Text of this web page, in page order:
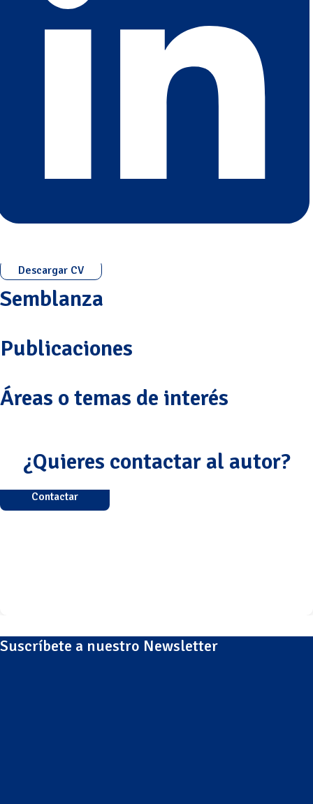
Descargar CV
Semblanza
Publicaciones
Áreas o temas de interés
¿Quieres contactar al autor?
Contactar
Suscríbete a nuestro Newsletter